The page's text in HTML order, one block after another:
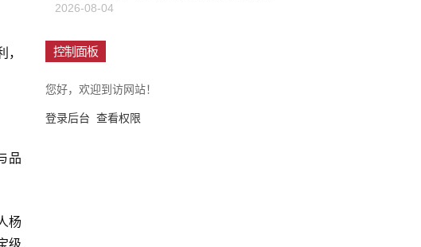
品
杨
级
2026-08-04
控制面板
您好，欢迎到访网站！
登录后台 查看权限